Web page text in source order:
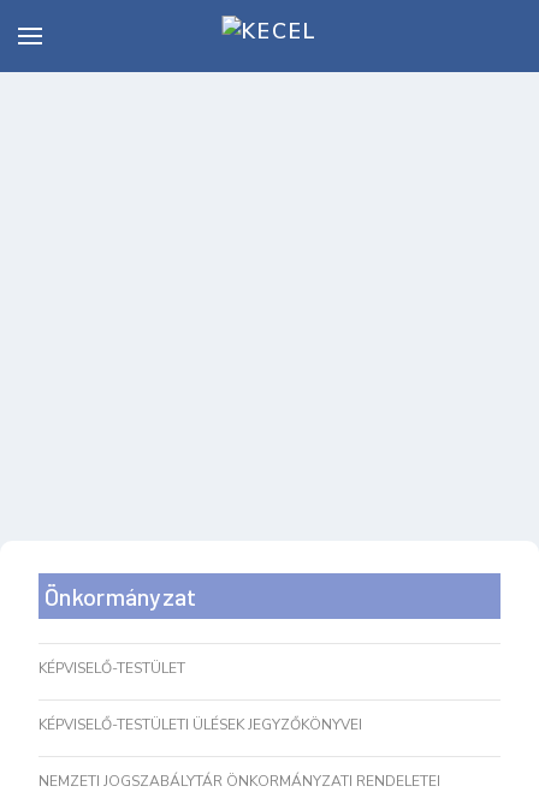
Önkormányzat
KÉPVISELŐ-TESTÜLET
KÉPVISELŐ-TESTÜLETI ÜLÉSEK JEGYZŐKÖNYVEI
NEMZETI JOGSZABÁLYTÁR ÖNKORMÁNYZATI RENDELETEI